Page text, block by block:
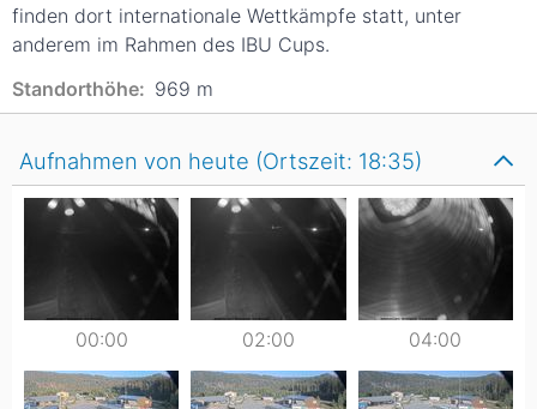
finden dort internationale Wettkämpfe statt, unter
anderem im Rahmen des IBU Cups.
Standorthöhe: 969 m
Aufnahmen von heute (Ortszeit: 18:35)
00:00 02:00 04:00